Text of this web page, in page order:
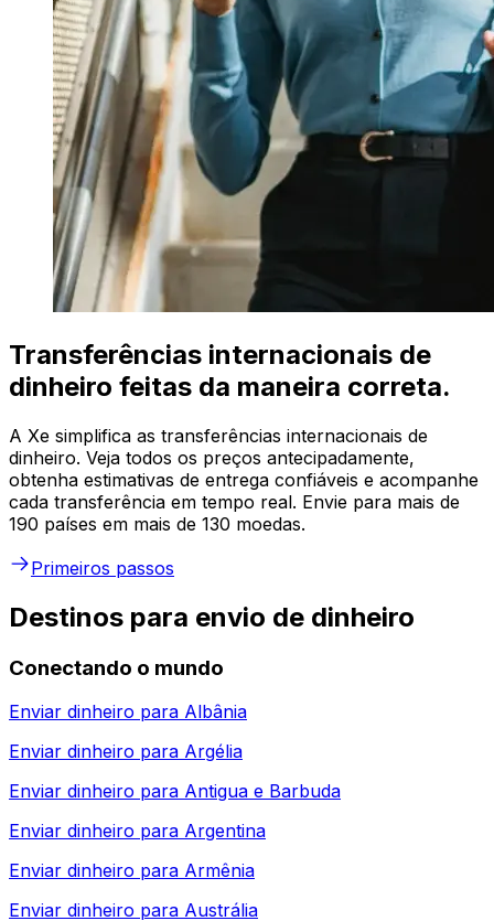
Transferências internacionais de
dinheiro feitas da maneira correta.
A Xe simplifica as transferências internacionais de
dinheiro. Veja todos os preços antecipadamente,
obtenha estimativas de entrega confiáveis e acompanhe
cada transferência em tempo real. Envie para mais de
190 países em mais de 130 moedas.
Primeiros passos
Destinos para envio de dinheiro
Conectando o mundo
Enviar dinheiro para Albânia
Enviar dinheiro para Argélia
Enviar dinheiro para Antigua e Barbuda
Enviar dinheiro para Argentina
Enviar dinheiro para Armênia
Enviar dinheiro para Austrália